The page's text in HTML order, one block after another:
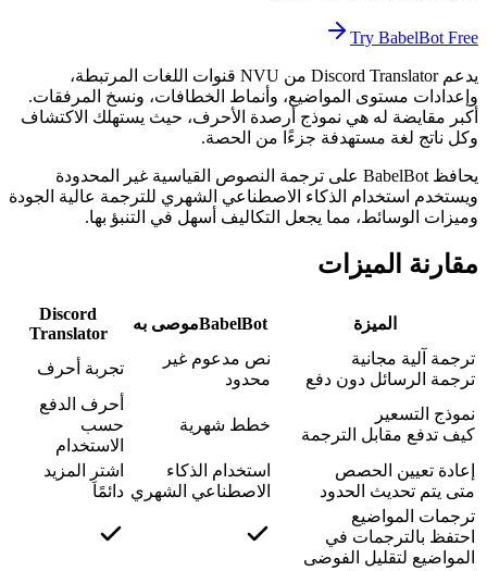
Try BabelBot Free
يدعم Discord Translator من NVU قنوات اللغات المرتبطة،
وإعدادات مستوى المواضيع، وأنماط الخطافات، ونسخ المرفقات.
أكبر مقايضة له هي نموذج أرصدة الأحرف، حيث يستهلك الاكتشاف
وكل ناتج لغة مستهدفة جزءًا من الحصة.
يحافظ BabelBot على ترجمة النصوص القياسية غير المحدودة
ويستخدم استخدام الذكاء الاصطناعي الشهري للترجمة عالية الجودة
وميزات الوسائط، مما يجعل التكاليف أسهل في التنبؤ بها.
مقارنة الميزات
الميزة BabelBotموصى به
Discord
Translator
ترجمة آلية مجانية
ترجمة الرسائل دون دفع
نص مدعوم غير
محدود
تجربة أحرف
نموذج التسعير
كيف تدفع مقابل الترجمة
خطط شهرية
أحرف الدفع
حسب
الاستخدام
إعادة تعيين الحصص
متى يتم تحديث الحدود
استخدام الذكاء
الاصطناعي الشهري
اشترِ المزيد
دائمًا
ترجمات المواضيع
احتفظ بالترجمات في
المواضيع لتقليل الفوضى